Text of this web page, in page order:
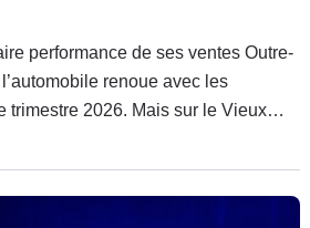
performance de ses ventes Outre-
renoue avec les
trimestre 2026. Mais sur le Vieux
se profile à grands pas.